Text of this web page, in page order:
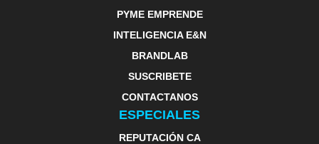
PYME EMPRENDE
INTELIGENCIA E&N
BRANDLAB
SUSCRIBETE
CONTACTANOS
ESPECIALES
REPUTACIÓN CA